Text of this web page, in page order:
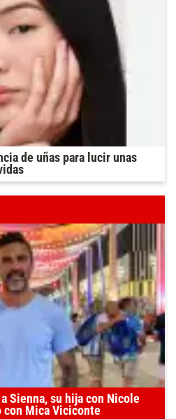
de uñas para lucir unas
Sienna, su hija con Nicole
con Mica Viciconte